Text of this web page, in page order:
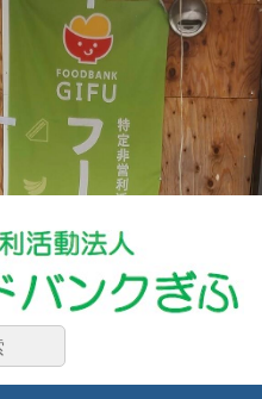
フードバンクぎ
料を必要としている人々を支援する
です。